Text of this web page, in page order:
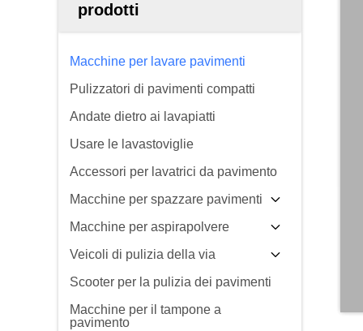
prodotti
Macchine per lavare pavimenti
Pulizzatori di pavimenti compatti
Andate dietro ai lavapiatti
Usare le lavastoviglie
Accessori per lavatrici da pavimento
Macchine per spazzare pavimenti
Macchine per aspirapolvere
Veicoli di pulizia della via
Scooter per la pulizia dei pavimenti
Macchine per il tampone a
pavimento